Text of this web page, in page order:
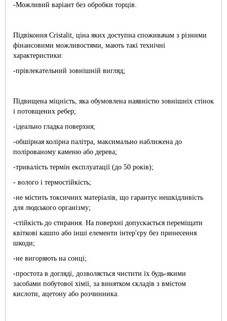
-Можливий варіант без обробки торців.
Підвіконня Cristalit, ціна яких доступна споживачам з різними
фінансовими можливостями, мають такі технічні
характеристики:
-прівлекательний зовнішній вигляд;
Підвищена міцність, яка обумовлена наявністю зовнішніх стінок
і потовщених ребер;
-ідеально гладка поверхня;
-обшірная колірна палітра, максимально наближена до
полірованому каменю або дерева;
-тривалість термін експлуатації (до 50 років);
- волого і термостійкість;
-не містить токсичних матеріалів, що гарантує нешкідливість
для людського організму;
-стійкість до стирання. На поверхні допускається переміщати
квіткові кашпо або інші елементи інтер'єру без принесення
шкоди;
-не вигоряють на сонці;
-простота в догляді, дозволяється чистити їх будь-якими
засобами побутової хімії, за винятком складів з вмістом
кислоти, ацетону або розчинника.